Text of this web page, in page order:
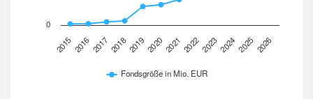
Fondsgröße in Mio. EUR
2015 20162017 20182019202020212022202320242025 2026
0